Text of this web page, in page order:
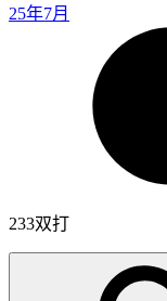
25年7月
233双打